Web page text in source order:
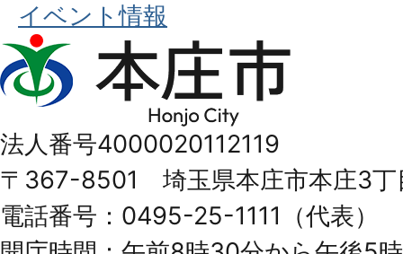
イベント情報
本
庄
Honjo
City
法人番号4000020112119
〒367-8501 埼玉県本庄市本庄3丁
電話番号：0495-25-1111（代表）